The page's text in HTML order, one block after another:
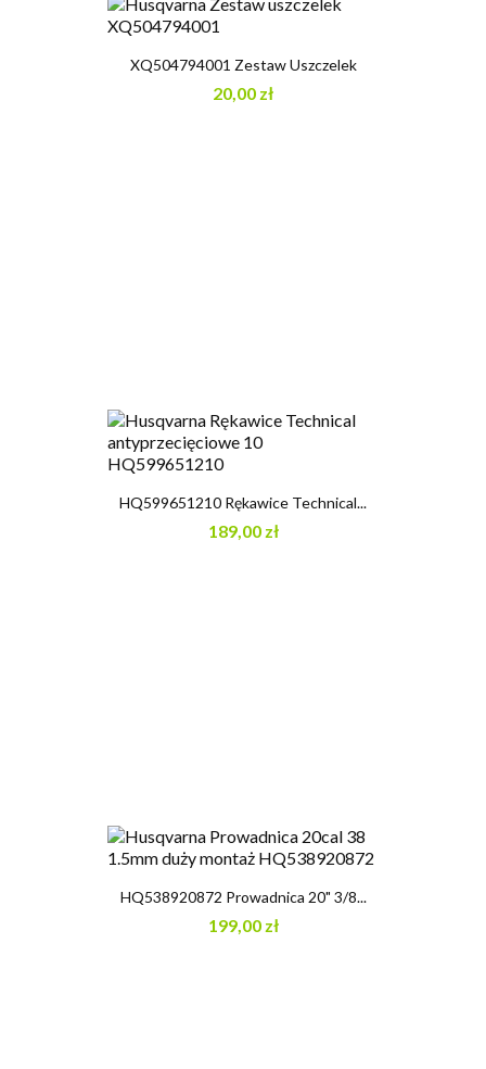
XQ504794001 Zestaw Uszczelek
20,00 zł
HQ599651210 Rękawice Technical...
189,00 zł
HQ538920872 Prowadnica 20" 3/8...
199,00 zł